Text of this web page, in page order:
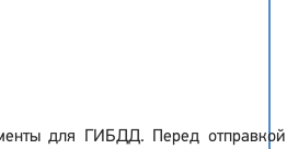
для ГИБДД. Перед отправкой